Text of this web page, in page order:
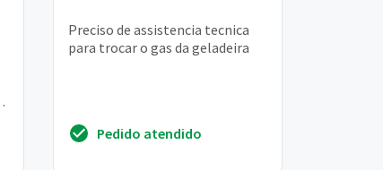
Preciso de assistencia tecnica
para trocar o gas da geladeira
Pedido atendido